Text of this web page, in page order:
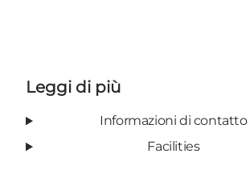
Leggi di più
Informazioni di contatto
Facilities